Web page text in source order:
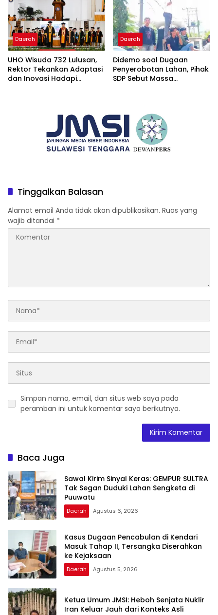
Daerah
UHO Wisuda 732 Lulusan,
Rektor Tekankan Adaptasi
dan Inovasi Hadapi
Daerah
Didemo soal Dugaan
Penyerobotan Lahan, Pihak
SDP Sebut Massa
Tinggalkan Balasan
Alamat email Anda tidak akan dipublikasikan. Ruas yang
wajib ditandai *
Simpan nama, email, dan situs web saya pada
peramban ini untuk komentar saya berikutnya.
Baca Juga
Sawal Kirim Sinyal Keras: GEMPUR SULTRA
Tak Segan Duduki Lahan Sengketa di
Puuwatu
Daerah Agustus 6, 2026
Kasus Dugaan Pencabulan di Kendari
Masuk Tahap II, Tersangka Diserahkan
ke Kejaksaan
Daerah Agustus 5, 2026
Ketua Umum JMSI: Heboh Senjata Nuklir
Iran Keluar Jauh dari Konteks Asli